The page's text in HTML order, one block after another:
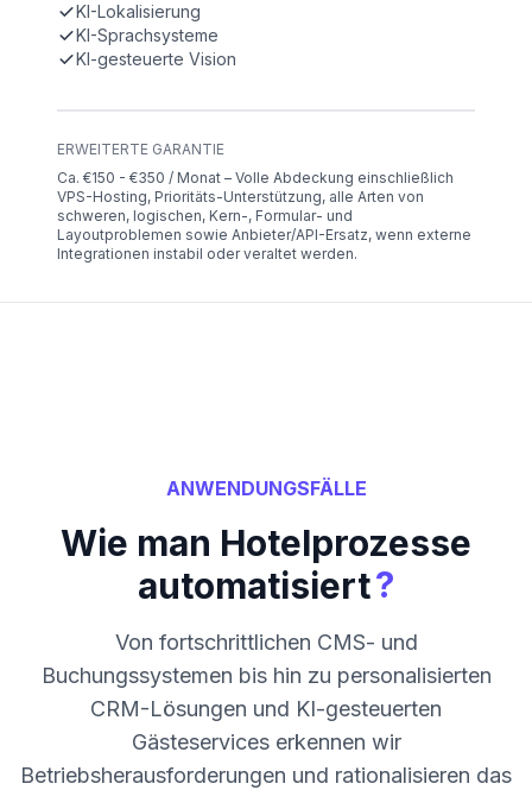
KI-Lokalisierung
KI-Sprachsysteme
KI-gesteuerte Vision
ERWEITERTE GARANTIE
Ca. €150 - €350 / Monat – Volle Abdeckung einschließlich
VPS-Hosting, Prioritäts-Unterstützung, alle Arten von
schweren, logischen, Kern-, Formular- und
Layoutproblemen sowie Anbieter/API-Ersatz, wenn externe
Integrationen instabil oder veraltet werden.
ANWENDUNGSFÄLLE
Wie man Hotelprozesse
automatisiert?
Von fortschrittlichen CMS- und
Buchungssystemen bis hin zu personalisierten
CRM-Lösungen und KI-gesteuerten
Gästeservices erkennen wir
Betriebsherausforderungen und rationalisieren das